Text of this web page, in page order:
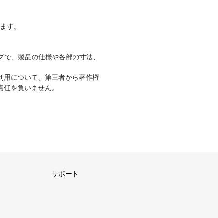
す。
、製品の仕様や各部の寸法、
用について、第三者から著作権
を負いません。
サポート